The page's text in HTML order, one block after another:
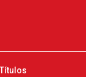
Títulos